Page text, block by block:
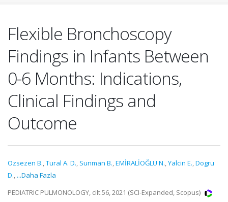
Flexible Bronchoscopy
Findings in Infants Between
0-6 Months: Indications,
Clinical Findings and
Outcome
Ozsezen B.,Tural A. D., Sunman B.,EMİRALİOĞLU N.,Yalcin E.,Dogru
D., ...Daha Fazla
PEDIATRIC PULMONOLOGY, cilt.56, 2021 (SCI-Expanded, Scopus)